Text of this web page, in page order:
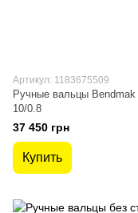
Артикул: 1183675509
Ручные вальцы Bendmak
10/0.8
37 450 грн
Купить